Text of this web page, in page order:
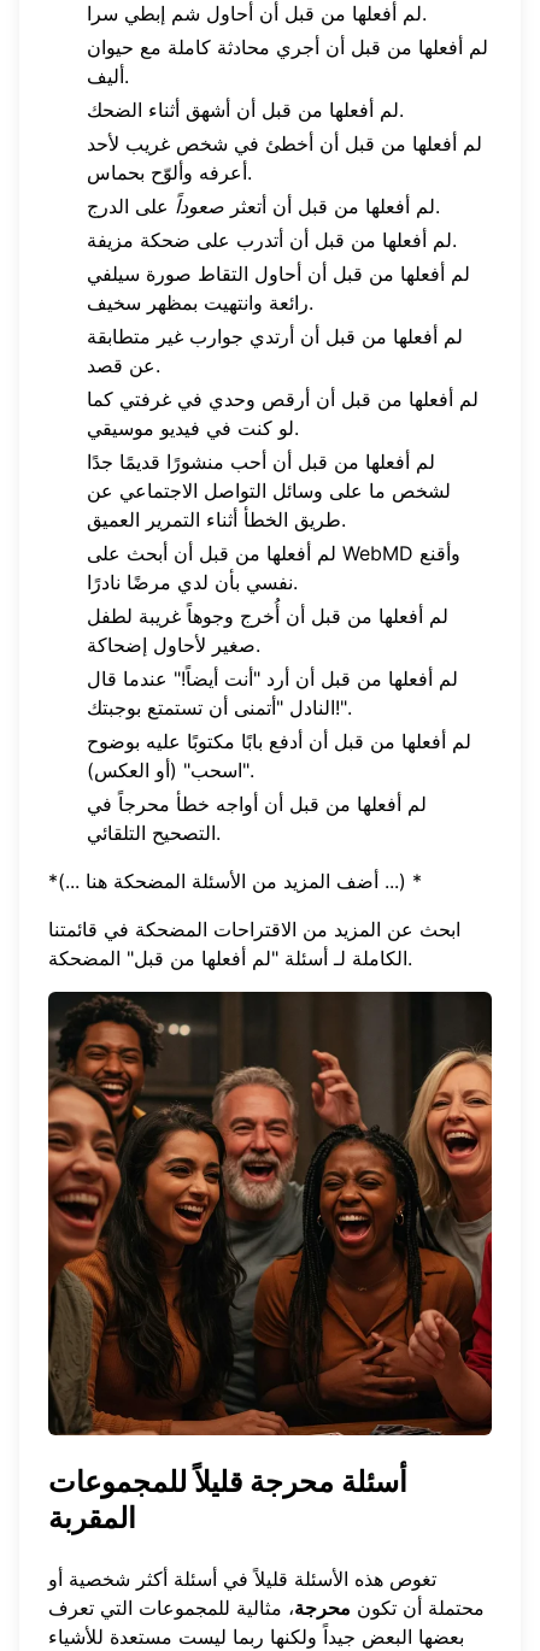
لم أفعلها من قبل أن أحاول شم إبطي سرا.
لم أفعلها من قبل أن أجري محادثة كاملة مع حيوان
أليف.
لم أفعلها من قبل أن أشهق أثناء الضحك.
لم أفعلها من قبل أن أخطئ في شخص غريب لأحد
أعرفه وألوّح بحماس.
لم أفعلها من قبل أن أتعثر صعوداً
على الدرج.
لم أفعلها من قبل أن أتدرب على ضحكة مزيفة.
لم أفعلها من قبل أن أحاول التقاط صورة سيلفي
رائعة وانتهيت بمظهر سخيف.
لم أفعلها من قبل أن أرتدي جوارب غير متطابقة
عن قصد.
لم أفعلها من قبل أن أرقص وحدي في غرفتي كما
لو كنت في فيديو موسيقي.
لم أفعلها من قبل أن أحب منشورًا قديمًا جدًا
لشخص ما على وسائل التواصل الاجتماعي عن
طريق الخطأ أثناء التمرير العميق.
لم أفعلها من قبل أن أبحث على WebMD وأقنع
نفسي بأن لدي مرضًا نادرًا.
لم أفعلها من قبل أن أُخرج وجوهاً غريبة لطفل
صغير لأحاول إضحاكة.
لم أفعلها من قبل أن أرد "أنت أيضاً!" عندما قال
النادل "أتمنى أن تستمتع بوجبتك!".
لم أفعلها من قبل أن أدفع بابًا مكتوبًا عليه بوضوح
"اسحب" (أو العكس).
لم أفعلها من قبل أن أواجه خطأ محرجاً في
التصحيح التلقائي.
*(... أضف المزيد من الأسئلة المضحكة هنا ...) *
ابحث عن المزيد من الاقتراحات المضحكة في قائمتنا
الكاملة لـ أسئلة "لم أفعلها من قبل" المضحكة .
أسئلة محرجة قليلاً للمجموعات
المقربة
تغوص هذه الأسئلة قليلاً في أسئلة أكثر شخصية أو
محتملة أن تكون محرجة، مثالية للمجموعات التي تعرف
بعضها البعض جيداً ولكنها ربما ليست مستعدة للأشياء